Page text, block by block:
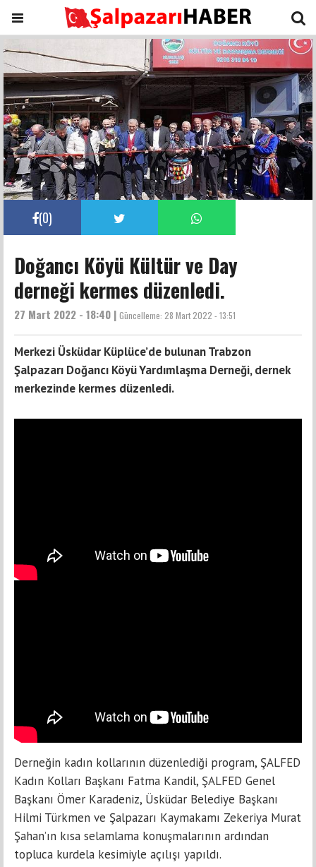
(0)
Doğancı Köyü Kültür ve Day
derneği kermes düzenledi.
27 Mart 2022 - 18:40 | Güncelleme: 28 Mart 2022 - 13:51
Merkezi Üsküdar Küplüce’de bulunan Trabzon
Şalpazarı Doğancı Köyü Yardımlaşma Derneği, dernek
merkezinde kermes düzenledi.
Derneğin kadın kollarının düzenlediği program, ŞALFED
Kadın Kolları Başkanı Fatma Kandil, ŞALFED Genel
Başkanı Ömer Karadeniz, Üsküdar Belediye Başkanı
Hilmi Türkmen ve Şalpazarı Kaymakamı Zekeriya Murat
Şahan’ın kısa selamlama konuşmalarının ardından
topluca kurdela kesimiyle açılışı yapıldı.